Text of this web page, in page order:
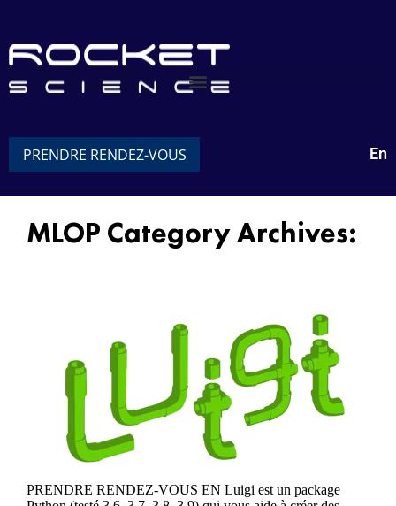
PRENDRE RENDEZ-VOUS En
MLOP Category Archives:
PRENDRE RENDEZ-VOUS EN Luigi est un package